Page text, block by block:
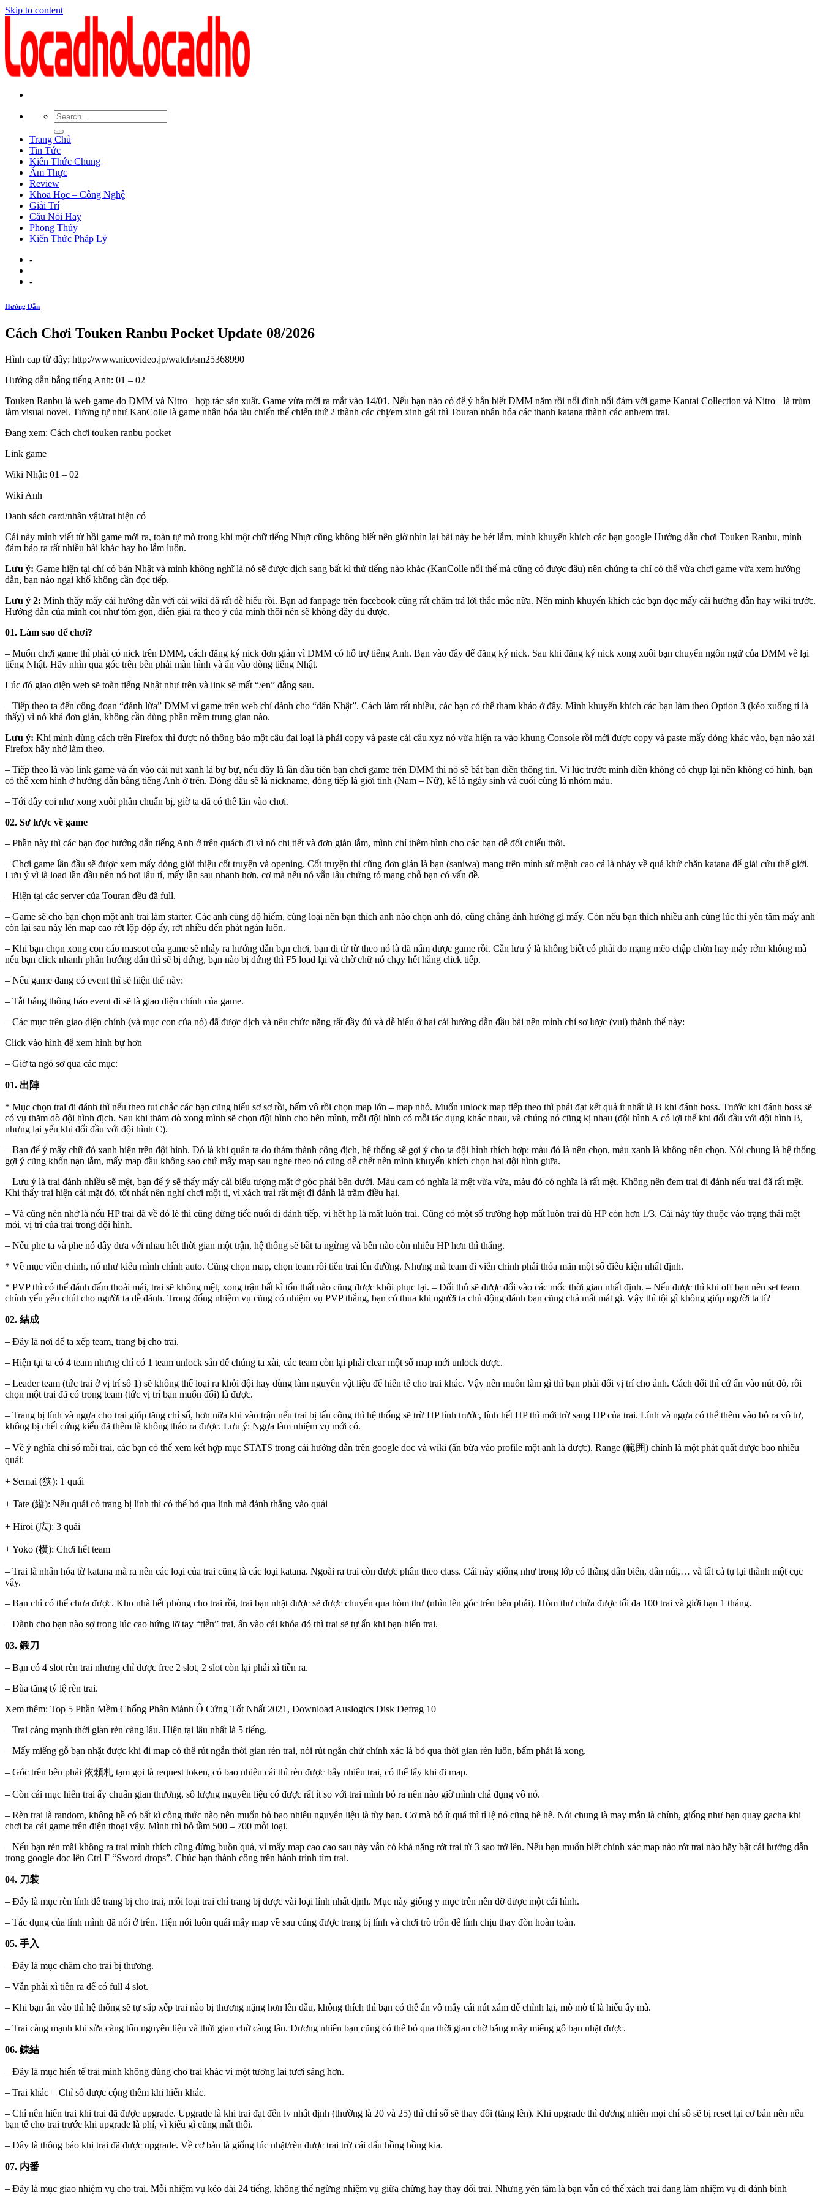
Skip to content
Trang Chủ
Tin Tức
Kiến Thức Chung
Ẩm Thực
Review
Khoa Học – Công Nghệ
Giải Trí
Câu Nói Hay
Phong Thủy
Kiến Thức Pháp Lý
-
-
Hướng Dẫn
Cách Chơi Touken Ranbu Pocket Update 08/2026
Hình cap từ đây: http://www.nicovideo.jp/watch/sm25368990
Hướng dẫn bằng tiếng Anh: 01 – 02
Touken Ranbu là web game do DMM và Nitro+ hợp tác sản xuất. Game vừa mới ra mắt vào 14/01. Nếu bạn nào có để ý hẳn biết DMM năm rồi nổi đình nổi đám với game Kantai Collection và Nitro+ là trùm
làm visual novel. Tương tự như KanColle là game nhân hóa tàu chiến thế chiến thứ 2 thành các chị/em xinh gái thì Touran nhân hóa các thanh katana thành các anh/em trai.
Đang xem: Cách chơi touken ranbu pocket
Link game
Wiki Nhật: 01 – 02
Wiki Anh
Danh sách card/nhân vật/trai hiện có
Cái này mình viết từ hồi game mới ra, toàn tự mò trong khi một chữ tiếng Nhựt cũng không biết nên giờ nhìn lại bài này be bét lắm, mình khuyến khích các bạn google Hướng dẫn chơi Touken Ranbu, mình
đảm bảo ra rất nhiều bài khác hay ho lắm luôn.
Lưu ý: Game hiện tại chỉ có bản Nhật và mình không nghĩ là nó sẽ được dịch sang bất kì thứ tiếng nào khác (KanColle nổi thế mà cũng có được đâu) nên chúng ta chỉ có thể vừa chơi game vừa xem hướng
dẫn, bạn nào ngại khổ không cần đọc tiếp.
Lưu ý 2: Mình thấy mấy cái hướng dẫn với cái wiki đã rất dễ hiểu rồi. Bạn ad fanpage trên facebook cũng rất chăm trả lời thắc mắc nữa. Nên mình khuyến khích các bạn đọc mấy cái hướng dẫn hay wiki trước.
Hướng dẫn của mình coi như tóm gọn, diễn giải ra theo ý của mình thôi nên sẽ không đầy đủ được.
01. Làm sao để chơi?
– Muốn chơi game thì phải có nick trên DMM, cách đăng ký nick đơn giản vì DMM có hỗ trợ tiếng Anh. Bạn vào đây để đăng ký nick. Sau khi đăng ký nick xong xuôi bạn chuyển ngôn ngữ của DMM về lại
tiếng Nhật. Hãy nhìn qua góc trên bên phải màn hình và ấn vào dòng tiếng Nhật.
Lúc đó giao diện web sẽ toàn tiếng Nhật như trên và link sẽ mất “/en” đằng sau.
– Tiếp theo ta đến công đoạn “đánh lừa” DMM vì game trên web chỉ dành cho “dân Nhật”. Cách làm rất nhiều, các bạn có thể tham khảo ở đây. Mình khuyến khích các bạn làm theo Option 3 (kéo xuống tí là
thấy) vì nó khá đơn giản, không cần dùng phần mềm trung gian nào.
Lưu ý: Khi mình dùng cách trên Firefox thì được nó thông báo một câu đại loại là phải copy và paste cái câu xyz nó vừa hiện ra vào khung Console rồi mới được copy và paste mấy dòng khác vào, bạn nào xài
Firefox hãy nhớ làm theo.
– Tiếp theo là vào link game và ấn vào cái nút xanh lá bự bự, nếu đây là lần đầu tiên bạn chơi game trên DMM thì nó sẽ bắt bạn điền thông tin. Vì lúc trước mình điền không có chụp lại nên không có hình, bạn
có thể xem hình ở hướng dẫn bằng tiếng Anh ở trên. Dòng đầu sẽ là nickname, dòng tiếp là giới tính (Nam – Nữ), kế là ngày sinh và cuối cùng là nhóm máu.
– Tới đây coi như xong xuôi phần chuẩn bị, giờ ta đã có thể lăn vào chơi.
02. Sơ lược về game
– Phần này thì các bạn đọc hướng dẫn tiếng Anh ở trên quách đi vì nó chi tiết và đơn giản lắm, mình chỉ thêm hình cho các bạn dễ đối chiếu thôi.
– Chơi game lần đầu sẽ được xem mấy dòng giới thiệu cốt truyện và opening. Cốt truyện thì cũng đơn giản là bạn (saniwa) mang trên mình sứ mệnh cao cả là nhảy về quá khứ chăn katana để giải cứu thế giới.
Lưu ý vì là load lần đầu nên nó hơi lâu tí, mấy lần sau nhanh hơn, cơ mà nếu nó vẫn lâu chứng tỏ mạng chỗ bạn có vấn đề.
– Hiện tại các server của Touran đều đã full.
– Game sẽ cho bạn chọn một anh trai làm starter. Các anh cùng độ hiếm, cùng loại nên bạn thích anh nào chọn anh đó, cũng chẳng ảnh hưởng gì mấy. Còn nếu bạn thích nhiều anh cùng lúc thì yên tâm mấy anh
còn lại sau này lên map cao rớt lộp độp ấy, rớt nhiều đến phát ngán luôn.
– Khi bạn chọn xong con cáo mascot của game sẽ nhảy ra hướng dẫn bạn chơi, bạn đi từ từ theo nó là đã nắm được game rồi. Cần lưu ý là không biết có phải do mạng mẽo chập chờn hay máy rởm không mà
nếu bạn click nhanh phần hướng dẫn thì sẽ bị đứng, bạn nào bị đứng thì F5 load lại và chờ chữ nó chạy hết hẵng click tiếp.
– Nếu game đang có event thì sẽ hiện thế này:
– Tắt bảng thông báo event đi sẽ là giao diện chính của game.
– Các mục trên giao diện chính (và mục con của nó) đã được dịch và nêu chức năng rất đầy đủ và dễ hiểu ở hai cái hướng dẫn đầu bài nên mình chỉ sơ lược (vui) thành thế này:
Click vào hình để xem hình bự hơn
– Giờ ta ngó sơ qua các mục:
01. 出陣
* Mục chọn trai đi đánh thì nếu theo tut chắc các bạn cũng hiểu sơ sơ rồi, bấm vô rồi chọn map lớn – map nhỏ. Muốn unlock map tiếp theo thì phải đạt kết quả ít nhất là B khi đánh boss. Trước khi đánh boss sẽ
có vụ thăm dò đội hình địch. Sau khi thăm dò xong mình sẽ chọn đội hình cho bên mình, mỗi đội hình có mỗi tác dụng khác nhau, và chúng nó cũng kị nhau (đội hình A có lợi thế khi đối đầu với đội hình B,
nhưng lại yếu khi đối đầu với đội hình C).
– Bạn để ý mấy chữ đỏ xanh hiện trên đội hình. Đó là khi quân ta do thám thành công địch, hệ thống sẽ gợi ý cho ta đội hình thích hợp: màu đỏ là nên chọn, màu xanh là không nên chọn. Nói chung là hệ thống
gợi ý cũng khốn nạn lắm, mấy map đầu không sao chứ mấy map sau nghe theo nó cũng dễ chết nên mình khuyến khích chọn hai đội hình giữa.
– Lưu ý là trai đánh nhiều sẽ mệt, bạn để ý sẽ thấy mấy cái biểu tượng mặt ở góc phải bên dưới. Màu cam có nghĩa là mệt vừa vừa, màu đỏ có nghĩa là rất mệt. Không nên đem trai đi đánh nếu trai đã rất mệt.
Khi thấy trai hiện cái mặt đỏ, tốt nhất nên nghỉ chơi một tí, vì xách trai rất mệt đi đánh là trăm điều hại.
– Và cũng nên nhớ là nếu HP trai đã về đỏ lè thì cũng đừng tiếc nuối đi đánh tiếp, vì hết hp là mất luôn trai. Cũng có một số trường hợp mất luôn trai dù HP còn hơn 1/3. Cái này tùy thuộc vào trạng thái mệt
mỏi, vị trí của trai trong đội hình.
– Nếu phe ta và phe nó dây dưa với nhau hết thời gian một trận, hệ thống sẽ bắt ta ngừng và bên nào còn nhiều HP hơn thì thắng.
* Về mục viễn chinh, nó như kiểu mình chỉnh auto. Cũng chọn map, chọn team rồi tiễn trai lên đường. Nhưng mà team đi viễn chinh phải thỏa mãn một số điều kiện nhất định.
* PVP thì có thể đánh đấm thoải mái, trai sẽ không mệt, xong trận bất kì tổn thất nào cũng được khôi phục lại. – Đối thủ sẽ được đổi vào các mốc thời gian nhất định. – Nếu được thì khi off bạn nên set team
chính yếu yếu chút cho người ta dễ đánh. Trong đống nhiệm vụ cũng có nhiệm vụ PVP thắng, bạn có thua khi người ta chủ động đánh bạn cũng chả mất mát gì. Vậy thì tội gì không giúp người ta tí?
02. 結成
– Đây là nơi để ta xếp team, trang bị cho trai.
– Hiện tại ta có 4 team nhưng chỉ có 1 team unlock sẵn để chúng ta xài, các team còn lại phải clear một số map mới unlock được.
– Leader team (tức trai ở vị trí số 1) sẽ không thể loại ra khỏi đội hay dùng làm nguyên vật liệu để hiến tế cho trai khác. Vậy nên muốn làm gì thì bạn phải đổi vị trí cho ảnh. Cách đổi thì cứ ấn vào nút đỏ, rồi
chọn một trai đã có trong team (tức vị trí bạn muốn đổi) là được.
– Trang bị lính và ngựa cho trai giúp tăng chỉ số, hơn nữa khi vào trận nếu trai bị tấn công thì hệ thống sẽ trừ HP lính trước, lính hết HP thì mới trừ sang HP của trai. Lính và ngựa có thể thêm vào bỏ ra vô tư,
không bị chết cứng kiểu đã thêm là không tháo ra được. Lưu ý: Ngựa làm nhiệm vụ mới có.
– Về ý nghĩa chỉ số mỗi trai, các bạn có thể xem kết hợp mục STATS trong cái hướng dẫn trên google doc và wiki (ấn bừa vào profile một anh là được). Range (範囲) chính là một phát quất được bao nhiêu
quái:
+ Semai (狭): 1 quái
+ Tate (縦): Nếu quái có trang bị lính thì có thể bỏ qua lính mà đánh thẳng vào quái
+ Hiroi (広): 3 quái
+ Yoko (横): Chơi hết team
– Trai là nhân hóa từ katana mà ra nên các loại của trai cũng là các loại katana. Ngoài ra trai còn được phân theo class. Cái này giống như trong lớp có thằng dân biển, dân núi,… và tất cả tụ lại thành một cục
vậy.
– Bạn chỉ có thể chưa được. Kho nhà hết phòng cho trai rồi, trai bạn nhặt được sẽ được chuyển qua hòm thư (nhìn lên góc trên bên phải). Hòm thư chứa được tối đa 100 trai và giới hạn 1 tháng.
– Dành cho bạn nào sợ trong lúc cao hứng lỡ tay “tiễn” trai, ấn vào cái khóa đó thì trai sẽ tự ẩn khi bạn hiến trai.
03. 鍛刀
– Bạn có 4 slot rèn trai nhưng chỉ được free 2 slot, 2 slot còn lại phải xì tiền ra.
– Bùa tăng tỷ lệ rèn trai.
Xem thêm: Top 5 Phần Mềm Chống Phân Mảnh Ổ Cứng Tốt Nhất 2021, Download Auslogics Disk Defrag 10
– Trai càng mạnh thời gian rèn càng lâu. Hiện tại lâu nhất là 5 tiếng.
– Mấy miếng gỗ bạn nhặt được khi đi map có thể rút ngắn thời gian rèn trai, nói rút ngắn chứ chính xác là bỏ qua thời gian rèn luôn, bấm phát là xong.
– Góc trên bên phải 依頼札 tạm gọi là request token, có bao nhiêu cái thì rèn được bấy nhiêu trai, có thể lấy khi đi map.
– Còn cái mục hiến trai ấy chuẩn gian thương, số lượng nguyên liệu có được rất ít so với trai mình bỏ ra nên nào giờ mình chả đụng vô nó.
– Rèn trai là random, không hề có bất kì công thức nào nên muốn bỏ bao nhiêu nguyên liệu là tùy bạn. Cơ mà bỏ ít quá thì tỉ lệ nó cũng hê hê. Nói chung là may mắn là chính, giống như bạn quay gacha khi
chơi ba cái game trên điện thoại vậy. Mình thì bỏ tầm 500 – 700 mỗi loại.
– Nếu bạn rèn mãi không ra trai mình thích cũng đừng buồn quá, vì mấy map cao cao sau này vẫn có khả năng rớt trai từ 3 sao trở lên. Nếu bạn muốn biết chính xác map nào rớt trai nào hãy bật cái hướng dẫn
trong google doc lên Ctrl F “Sword drops”. Chúc bạn thành công trên hành trình tìm trai.
04. 刀装
– Đây là mục rèn lính để trang bị cho trai, mỗi loại trai chỉ trang bị được vài loại lính nhất định. Mục này giống y mục trên nên đỡ được một cái hình.
– Tác dụng của lính mình đã nói ở trên. Tiện nói luôn quái mấy map về sau cũng được trang bị lính và chơi trò trốn để lính chịu thay đòn hoàn toàn.
05. 手入
– Đây là mục chăm cho trai bị thương.
– Vẫn phải xì tiền ra để có full 4 slot.
– Khi bạn ấn vào thì hệ thống sẽ tự sắp xếp trai nào bị thương nặng hơn lên đầu, không thích thì bạn có thể ấn vô mấy cái nút xám để chỉnh lại, mò mò tí là hiểu ấy mà.
– Trai càng mạnh khi sửa càng tốn nguyên liệu và thời gian chờ càng lâu. Đương nhiên bạn cũng có thể bỏ qua thời gian chờ bằng mấy miếng gỗ bạn nhặt được.
06. 錬結
– Đây là mục hiến tế trai mình không dùng cho trai khác vì một tương lai tươi sáng hơn.
– Trai khác = Chỉ số được cộng thêm khi hiến khác.
– Chỉ nên hiến trai khi trai đã được upgrade. Upgrade là khi trai đạt đến lv nhất định (thường là 20 và 25) thì chỉ số sẽ thay đổi (tăng lên). Khi upgrade thì đương nhiên mọi chỉ số sẽ bị reset lại cơ bản nên nếu
bạn tế cho trai trước khi upgrade là phí, vì kiểu gì cũng mất thôi.
– Đây là thông báo khi trai đã được upgrade. Về cơ bản là giống lúc nhặt/rèn được trai trừ cái dấu hồng hồng kia.
07. 内番
– Đây là mục giao nhiệm vụ cho trai. Mỗi nhiệm vụ kéo dài 24 tiếng, không thể ngừng nhiệm vụ giữa chừng hay thay đổi trai. Nhưng yên tâm là bạn vẫn có thể xách trai đang làm nhiệm vụ đi đánh bình